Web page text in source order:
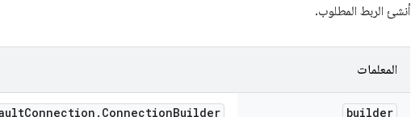
أنشئ الربط المطلوب.
المعلمات
builder
Connection . ConnectionBuilder